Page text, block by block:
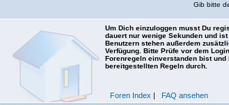
Gib bitte
Um Dich einzuloggen musst Du
dauert nur wenige Sekunden und
Benutzern stehen außerdem
Verfügung. Bitte Prüfe vor dem
Forenregeln einverstanden bist und
bereitgestellten Regeln durch.
Foren Index | FAQ ansehen